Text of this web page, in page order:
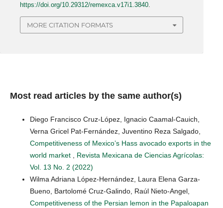
https://doi.org/10.29312/remexca.v17i1.3840
MORE CITATION FORMATS
Most read articles by the same author(s)
Diego Francisco Cruz-López, Ignacio Caamal-Cauich,
Verna Gricel Pat-Fernández, Juventino Reza Salgado,
Competitiveness of Mexico’s Hass avocado exports in the
world market , Revista Mexicana de Ciencias Agrícolas:
Vol. 13 No. 2 (2022)
Wilma Adriana López-Hernández, Laura Elena Garza-
Bueno, Bartolomé Cruz-Galindo, Raúl Nieto-Angel,
Competitiveness of the Persian lemon in the Papaloapan